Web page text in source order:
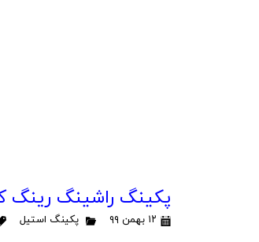
پکینگ راشینگ رینگ
۱۲ بهمن ۹۹ پکینگ استیل